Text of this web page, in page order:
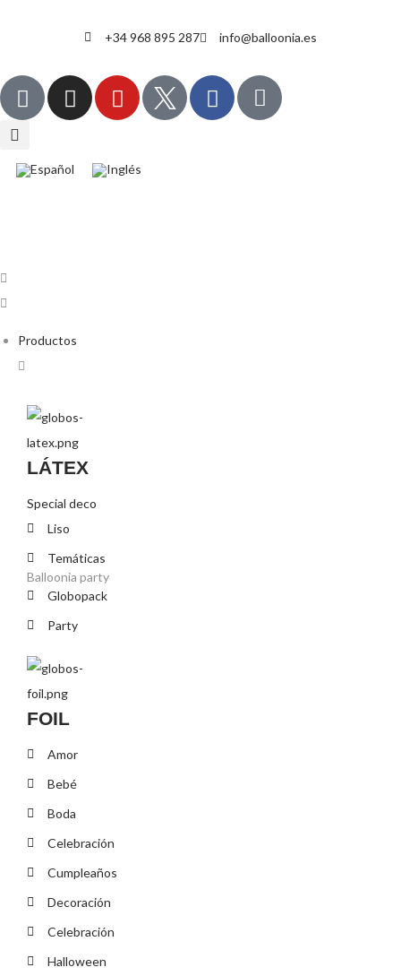
+34 968 895 287 info@balloonia.es
Productos
LÁTEX
Special deco
Liso
Temáticas
Balloonia party
Globopack
Party
FOIL
Amor
Bebé
Boda
Celebración
Cumpleaños
Decoración
Celebración
Halloween